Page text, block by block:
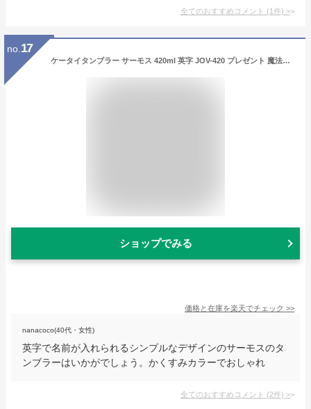
全てのおすすめコメント (1件) >
no. 17
ケータイタンブラー サーモス 420ml 英字 JOV-420 プレゼント 魔法びん 名入れタンブラー マグボトル 【イニシャル英字2】 30代 40代 50代 60代 くすみカラー 即日可 名入れ水筒 名入れケータイマグ オリジナル マイボトル 水筒 おすすめ 記念日 父の日 母の日
ショップでみる
価格と在庫を楽天でチェック >>
nanacoco(40代・女性)
英字で名前が入れられるシンプルなデザインのサーモスのタ
ンブラーはいかがでしょう。かくすみカラーでおしゃれ
全てのおすすめコメント (2件) >